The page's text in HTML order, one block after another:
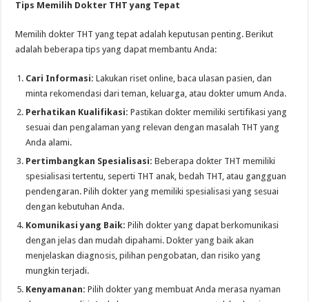
Tips Memilih Dokter THT yang Tepat
Memilih dokter THT yang tepat adalah keputusan penting. Berikut
adalah beberapa tips yang dapat membantu Anda:
Cari Informasi: Lakukan riset online, baca ulasan pasien, dan
minta rekomendasi dari teman, keluarga, atau dokter umum Anda.
Perhatikan Kualifikasi: Pastikan dokter memiliki sertifikasi yang
sesuai dan pengalaman yang relevan dengan masalah THT yang
Anda alami.
Pertimbangkan Spesialisasi: Beberapa dokter THT memiliki
spesialisasi tertentu, seperti THT anak, bedah THT, atau gangguan
pendengaran. Pilih dokter yang memiliki spesialisasi yang sesuai
dengan kebutuhan Anda.
Komunikasi yang Baik: Pilih dokter yang dapat berkomunikasi
dengan jelas dan mudah dipahami. Dokter yang baik akan
menjelaskan diagnosis, pilihan pengobatan, dan risiko yang
mungkin terjadi.
Kenyamanan: Pilih dokter yang membuat Anda merasa nyaman